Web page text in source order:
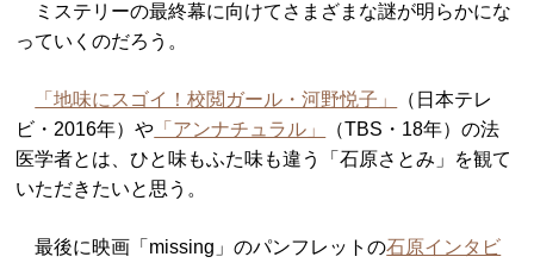
ミステリーの最終幕に向けてさまざまな謎が明らかにな
っていくのだろう。
「地味にスゴイ！校閲ガール・河野悦子」
（日本テレ
ビ・2016年）や 「アンナチュラル」
（TBS・18年）の法
医学者とは、ひと味もふた味も違う「石原さとみ」を観て
いただきたいと思う。
最後に映画「missing」のパンフレットの石原インタビ